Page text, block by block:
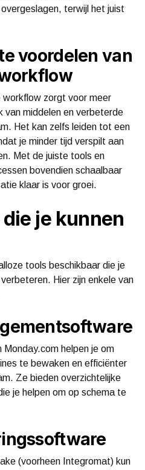
terwijl het juist
voordelen van
workflow zorgt voor meer
van middelen en verbeterde
Het kan zelfs leiden tot een
je minder tijd verspilt aan
Met de juiste tools en
bovendien schaalbaar
klaar is voor groei.
je kunnen
tools beschikbaar die je
Hier zijn enkele van
Monday.com helpen je om
te bewaken en efficiënter
Ze bieden overzichtelijke
je helpen om op schema te
(voorheen Integromat) kun